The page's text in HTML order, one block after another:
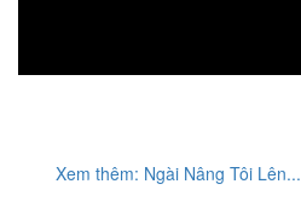
Xem thêm: Ngài Nâng Tôi Lên...